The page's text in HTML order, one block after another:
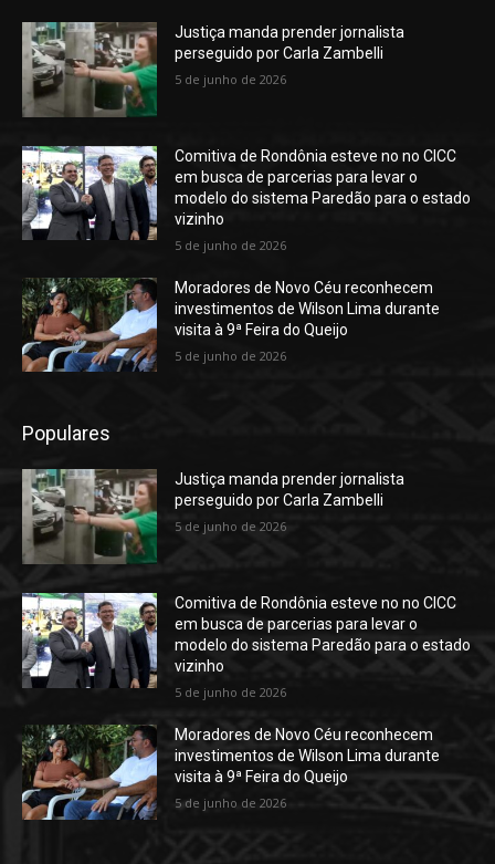
Justiça manda prender jornalista
perseguido por Carla Zambelli
5 de junho de 2026
Comitiva de Rondônia esteve no no CICC
em busca de parcerias para levar o
modelo do sistema Paredão para o estado
vizinho
5 de junho de 2026
Moradores de Novo Céu reconhecem
investimentos de Wilson Lima durante
visita à 9ª Feira do Queijo
5 de junho de 2026
Populares
Justiça manda prender jornalista
perseguido por Carla Zambelli
5 de junho de 2026
Comitiva de Rondônia esteve no no CICC
em busca de parcerias para levar o
modelo do sistema Paredão para o estado
vizinho
5 de junho de 2026
Moradores de Novo Céu reconhecem
investimentos de Wilson Lima durante
visita à 9ª Feira do Queijo
5 de junho de 2026